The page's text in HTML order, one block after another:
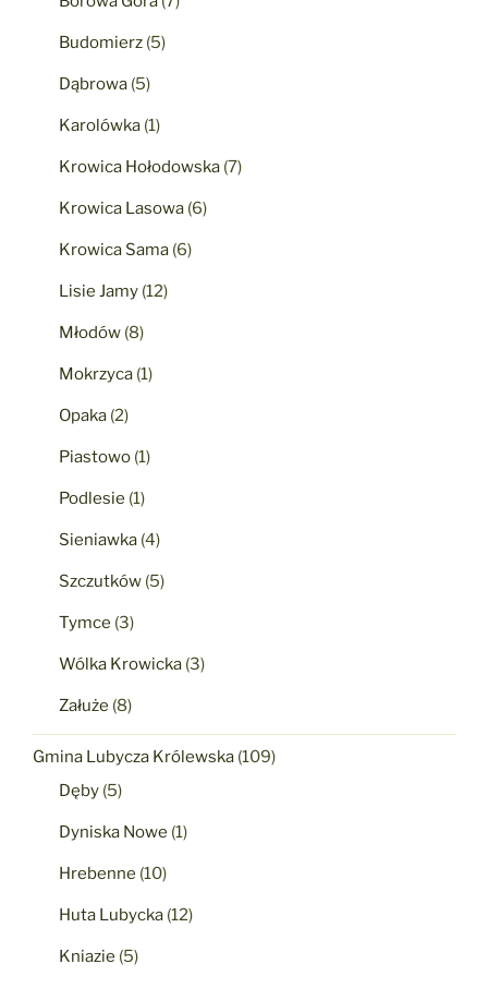
Budomierz (5)
Dąbrowa (5)
Karolówka (1)
Krowica Hołodowska (7)
Krowica Lasowa (6)
Krowica Sama (6)
Lisie Jamy (12)
Młodów (8)
Mokrzyca (1)
Opaka (2)
Piastowo (1)
Podlesie (1)
Sieniawka (4)
Szczutków (5)
Tymce (3)
Wólka Krowicka (3)
Załuże (8)
Gmina Lubycza Królewska (109)
Dęby (5)
Dyniska Nowe (1)
Hrebenne (10)
Huta Lubycka (12)
Kniazie (5)